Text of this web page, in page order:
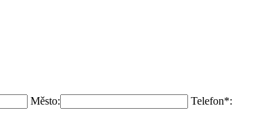
Město: Telefon*: